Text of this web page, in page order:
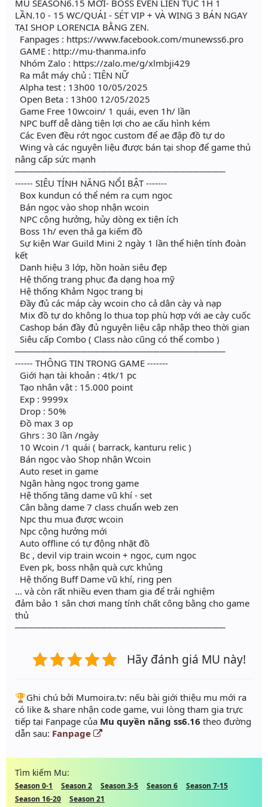
MU SEASON6.15 MỚI- BOSS EVEN LIÊN TỤC 1H 1
LẦN.10 - 15 WC/QUÁI - SÉT VIP + VÀ WING 3 BÁN NGAY
TẠI SHOP LORENCIA BẰNG ZEN.
Fanpages : https://www.facebook.com/munewss6.pro
GAME : http://mu-thanma.info
Nhóm Zalo : https://zalo.me/g/xlmbji429
Ra mắt máy chủ : TIÊN NỮ
Alpha test : 13h00 10/05/2025
Open Beta : 13h00 12/05/2025
Game Free 10wcoin/ 1 quái, even 1h/ lần
NPC buff dễ dàng tiện lợi cho ae cấu hình kém
Các Even đều rớt ngọc custom để ae đập đồ tự do
Wing và các nguyên liệu được bán tại shop để game thủ
nâng cấp sức mạnh
────────────────────────────────
------ SIÊU TÍNH NĂNG NỔI BẬT -------
Box kundun có thể ném ra cụm ngọc
Bán ngọc vào shop nhận wcoin
NPC cộng hưởng, hủy dòng ex tiện ích
Boss 1h/ even thả ga kiếm đồ
Sự kiện War Guild Mini 2 ngày 1 lần thể hiện tính đoàn
kết
Danh hiệu 3 lớp, hồn hoàn siêu đẹp
Hệ thống trang phục đa dạng hoa mỹ
Hệ thống Khảm Ngọc trang bị
Đầy đủ các máp cày wcoin cho cả dân cày và nạp
Mix đồ tự do không lo thua top phù hợp với ae cày cuốc
Cashop bán đầy đủ nguyên liệu cập nhập theo thời gian
Siêu cấp Combo ( Class nào cũng có thể combo )
────────────────────────────────
------ THÔNG TIN TRONG GAME -------
Giới hạn tài khoản : 4tk/1 pc
Tạo nhân vật : 15.000 point
Exp : 9999x
Drop : 50%
Đồ max 3 op
Ghrs : 30 lần /ngày
10 Wcoin /1 quái ( barrack, kanturu relic )
Bán ngọc vào Shop nhận Wcoin
Auto reset in game
Ngân hàng ngọc trong game
Hệ thống tăng dame vũ khí - set
Cân bằng dame 7 class chuẩn web zen
Npc thu mua được wcoin
Npc cộng hưởng mới
Auto offline có tự động nhặt đồ
Bc , devil vip train wcoin + ngọc, cụm ngọc
Even pk, boss nhận quà cực khủng
Hệ thống Buff Dame vũ khí, ring pen
... và còn rất nhiều even tham gia để trải nghiệm
đảm bảo 1 sân chơi mang tính chất công bằng cho game
thủ
────────────────────────────────
Hãy đánh giá MU này!
️🏆Ghi chú bởi Mumoira.tv: nếu bài giới thiệu mu mới ra
có like & share nhận code game, vui lòng tham gia trực
tiếp tại Fanpage của Mu quyền năng ss6.16 theo đường
dẫn sau: Fanpage
Tìm kiếm Mu:
Season 0-1 Season 2 Season 3-5 Season 6
Season 7-15
Season 16-20
Season 21